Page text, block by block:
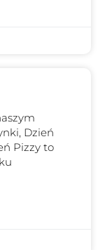
Dzień
Pizzy to